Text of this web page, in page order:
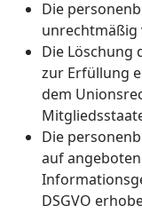
Die
unrechtmäßig
Die Löschung
zur Erfüllung
dem
Die
auf
DSGVO